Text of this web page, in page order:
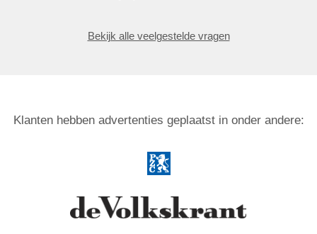
Bekijk alle veelgestelde vragen
Klanten hebben advertenties geplaatst in onder andere: